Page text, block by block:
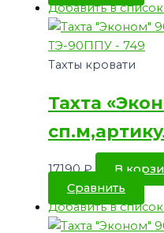
Добавить в
Тахты кровати
Тахта
17190₽
В
Сравнить
Добавить в